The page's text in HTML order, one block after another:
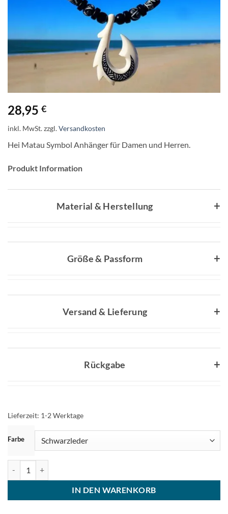
28,95 €
inkl. MwSt.zzgl.Versandkosten
Hei Matau Symbol Anhänger für Damen und Herren.
Produkt Information
Material & Herstellung
Größe & Passform
Versand & Lieferung
Rückgabe
Lieferzeit: 1-2 Werktage
Farbe
IN DEN WARENKORB